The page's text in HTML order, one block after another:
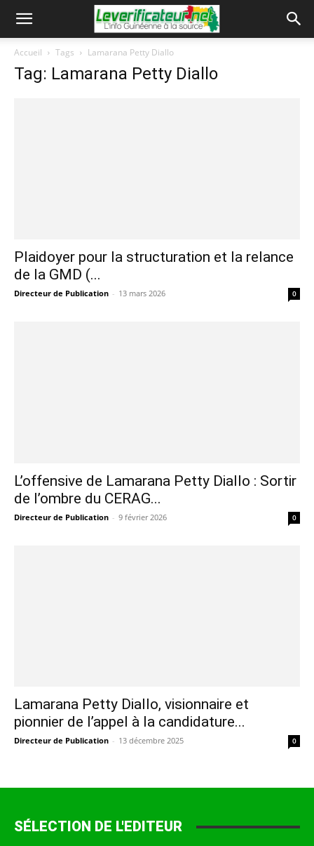
Accueil Tags Lamarana Petty Diallo
Tag: Lamarana Petty Diallo
Plaidoyer pour la structuration et la relance
de la GMD (...
Directeur de Publication - 13 mars 2026 0
​L’offensive de Lamarana Petty Diallo : Sortir
de l’ombre du CERAG...
Directeur de Publication - 9 février 2026 0
Lamarana Petty Diallo, visionnaire et
pionnier de l’appel à la candidature...
Directeur de Publication - 13 décembre 2025 0
SÉLECTION DE L'EDITEUR